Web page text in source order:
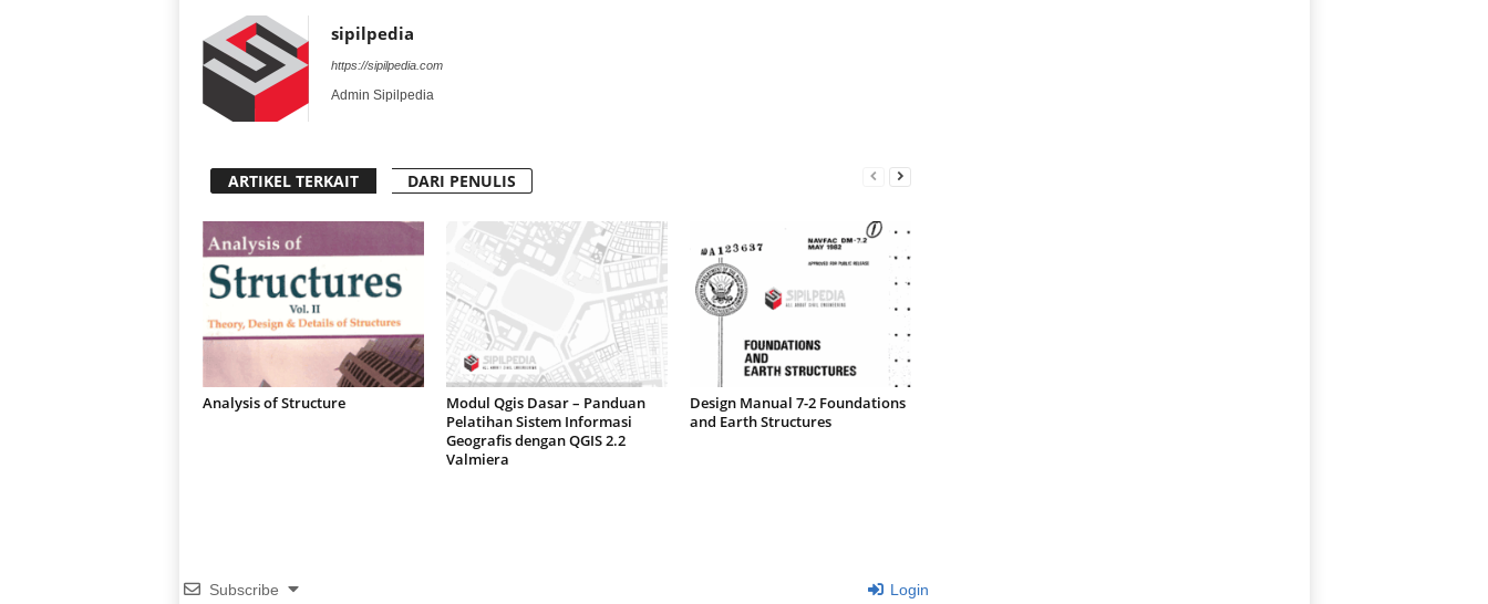
sipilpedia
https://sipilpedia.com
Admin Sipilpedia
ARTIKEL TERKAIT DARI PENULIS
Analysis of Structure
Modul Qgis Dasar – Panduan
Pelatihan Sistem Informasi
Geografis dengan QGIS 2.2
Valmiera
Design Manual 7-2 Foundations
and Earth Structures
Subscribe Login